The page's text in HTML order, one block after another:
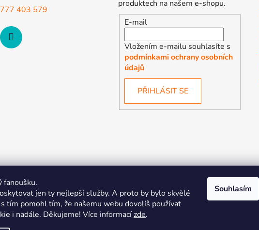
fanoušku.
jen ty nejlepší služby. A proto by bylo skvělé
tím pomohl tím, že našemu webu dovolíš používat
i nadále. Děkujeme! Více informacízde.
Souhlasím
777 403 579
produktech na našem e-shopu.
E-mail
Vložením e-mailu souhlasíte s
podmínkami ochrany osobních
údajů
PŘIHLÁSIT SE
Pořiďte si vlastní merch Midnight Gear | Ride the night, wear the soul